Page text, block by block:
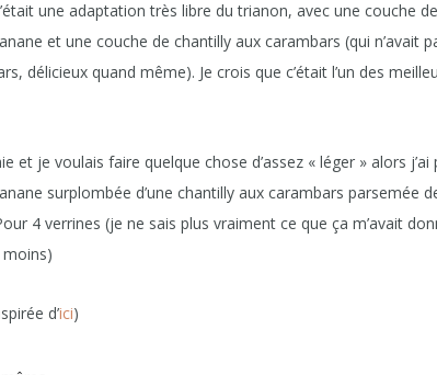
une adaptation très libre du trianon, avec une couche
et une couche de chantilly aux carambars (qui n’avait
délicieux quand même). Je crois que c’était l’un des
et je voulais faire quelque chose d’assez « léger » alors
surplombée d’une chantilly aux carambars parsemée
4 verrines (je ne sais plus vraiment ce que ça m’avait
d’ici)